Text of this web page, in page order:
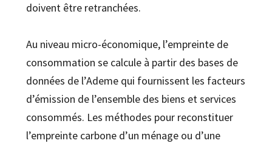
doivent être retranchées.
Au niveau micro-économique, l’empreinte de
consommation se calcule à partir des bases de
données de l’Ademe qui fournissent les facteurs
d’émission de l’ensemble des biens et services
consommés. Les méthodes pour reconstituer
l’empreinte carbone d’un ménage ou d’une